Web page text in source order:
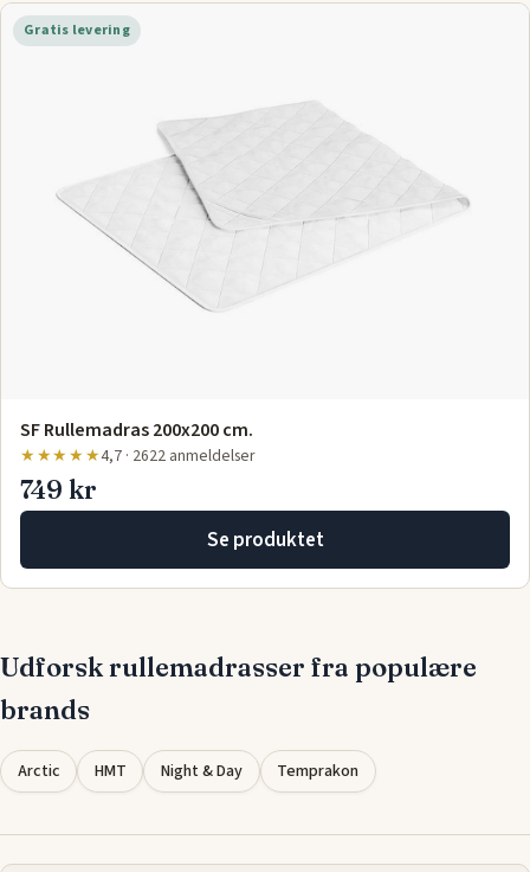
Gratis levering
SF Rullemadras 200x200 cm.
★★★★★4,7 · 2622 anmeldelser
749 kr
Se produktet
Udforsk rullemadrasser fra populære
brands
Arctic HMT Night & Day Temprakon